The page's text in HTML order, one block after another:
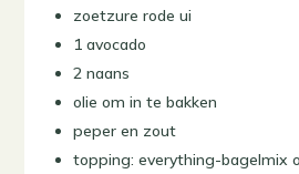
zoetzure rode ui
1 avocado
2 naans
olie om in te bakken
peper en zout
topping: everything-bagelmix